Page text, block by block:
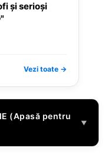
și serioși
Vezi toate →
(Apasă pentru
▼